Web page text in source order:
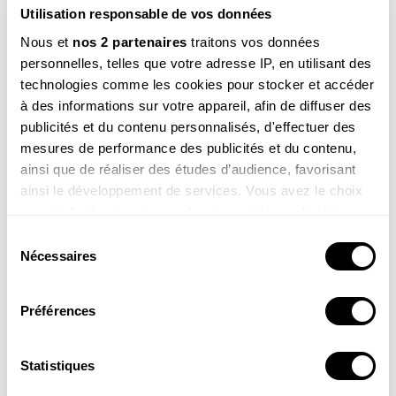
Utilisation responsable de vos données
Nous et nos 2 partenaires traitons vos données
personnelles, telles que votre adresse IP, en utilisant des
technologies comme les cookies pour stocker et accéder
à des informations sur votre appareil, afin de diffuser des
publicités et du contenu personnalisés, d'effectuer des
mesures de performance des publicités et du contenu,
ainsi que de réaliser des études d’audience, favorisant
ainsi le développement de services. Vous avez le choix
tout moment en consultant la Déclaration relative aux
cookies ou en cliquant sur l'icône de confidentialité.
Si vous le permettez, nous aimerions également :
géographique qui peuvent être précises à plusieurs
Nécessaires
Préférences
Statistiques
trouve plutôt joli.
Merci pour ta photo !
TAGS